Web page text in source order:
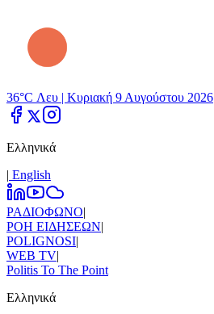
36°C Λευ | Κυριακή 9 Αυγούστου 2026
Ελληνικά
| Εnglish
ΡΑΔΙΟΦΩΝΟ|
ΡΟΗ ΕΙΔΗΣΕΩΝ|
POLIGNOSI|
WEB TV|
Politis To The Point
Ελληνικά